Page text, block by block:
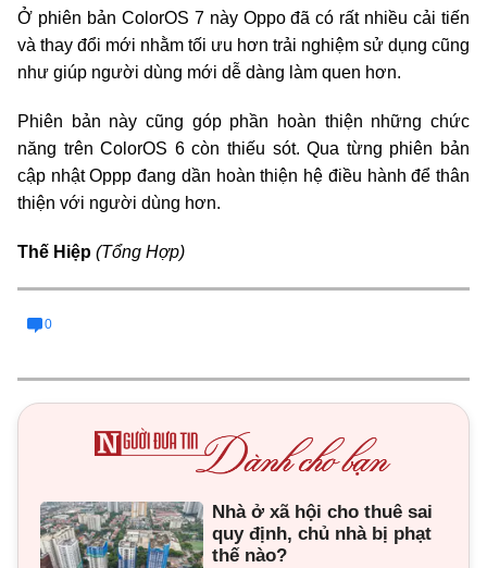
Ở phiên bản ColorOS 7 này Oppo đã có rất nhiều cải tiến
và thay đổi mới nhằm tối ưu hơn trải nghiệm sử dụng cũng
như giúp người dùng mới dễ dàng làm quen hơn.
Phiên bản này cũng góp phần hoàn thiện những chức
năng trên ColorOS 6 còn thiếu sót. Qua từng phiên bản
cập nhật Oppp đang dần hoàn thiện hệ điều hành để thân
thiện với người dùng hơn.
Thế Hiệp (Tổng Hợp)
0
Nhà ở xã hội cho thuê sai
quy định, chủ nhà bị phạt
thế nào?